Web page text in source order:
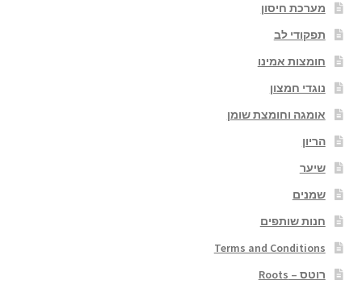
מערכת חיסון
תפקודי לב
חומצות אמינו
נוגדי חמצון
אומגה וחומצת שומן
הריון
שיער
שמנים
חנות שותפים
Terms and Conditions
רוטס – Roots